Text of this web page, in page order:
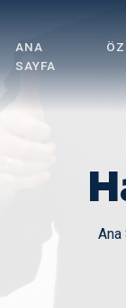
ANA
SAYFA
Ana